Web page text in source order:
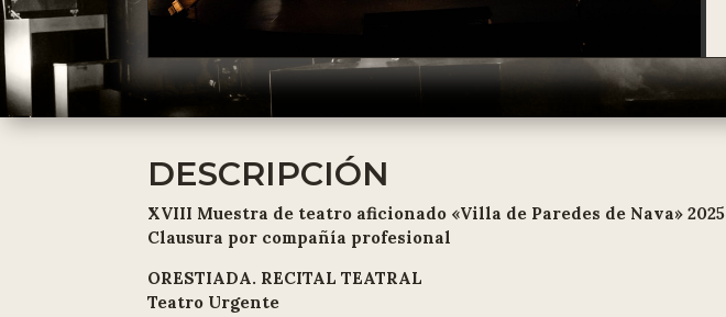
DESCRIPCIÓN
XVIII Muestra de teatro aficionado «Villa de Paredes de Nava» 2025
Clausura por compañía profesional
ORESTIADA. RECITAL TEATRAL
Teatro Urgente